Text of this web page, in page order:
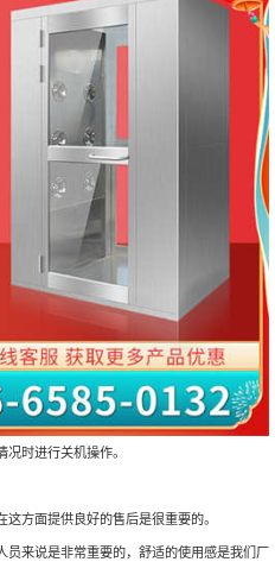
时进行关机操作。
方面提供良好的售后是很重要的。
来说是非常重要的，舒适的使用感是我们厂